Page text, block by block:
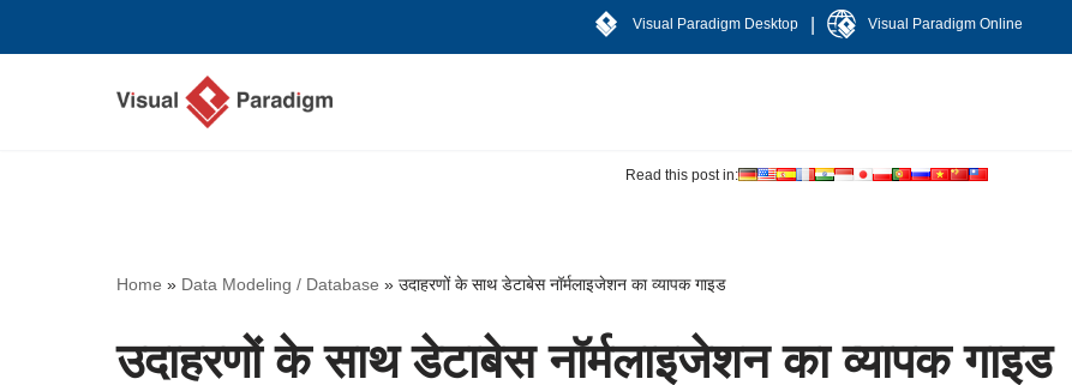
Visual Paradigm Desktop Visual Paradigm Online
Read this post in:
Home » Data Modeling / Database » उदाहरणों के साथ डेटाबेस नॉर्मलाइजेशन का व्यापक गाइड
उदाहरणों के साथ डेटाबेस नॉर्मलाइजेशन का व्यापक गाइड